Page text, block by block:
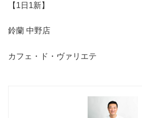
【1日1新】
鈴蘭 中野店
カフェ・ド・ヴァリエテ